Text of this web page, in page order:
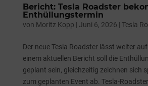
Bericht: Tesla Roadster
Enthüllungstermin
von Moritz Kopp | Juni 6, 2026 | Tesla
Der neue Tesla Roadster lässt weiter
einem aktuellen Bericht soll die
geplant sein, gleichzeitig zeichnen sich
zum geplanten Event ab. Tesla-